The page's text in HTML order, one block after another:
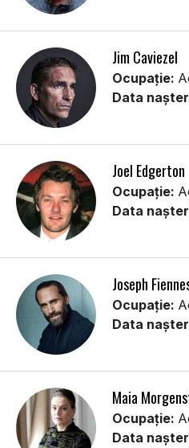
Jim Caviezel
Ocupație:
Data
Joel Edgerton
Ocupație:
Data
Joseph
Ocupație:
Data
Maia
Ocupație:
Data